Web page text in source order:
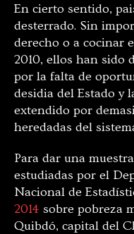
En cierto sentido,
desterrado. Sin
derecho o a cocinar
2010, ellos han sido
por la falta de
desidia del Estado y
extendido por
heredadas del
Para dar una
estudiadas por el
Nacional de
2014 sobre pobreza
Quibdó, capital del